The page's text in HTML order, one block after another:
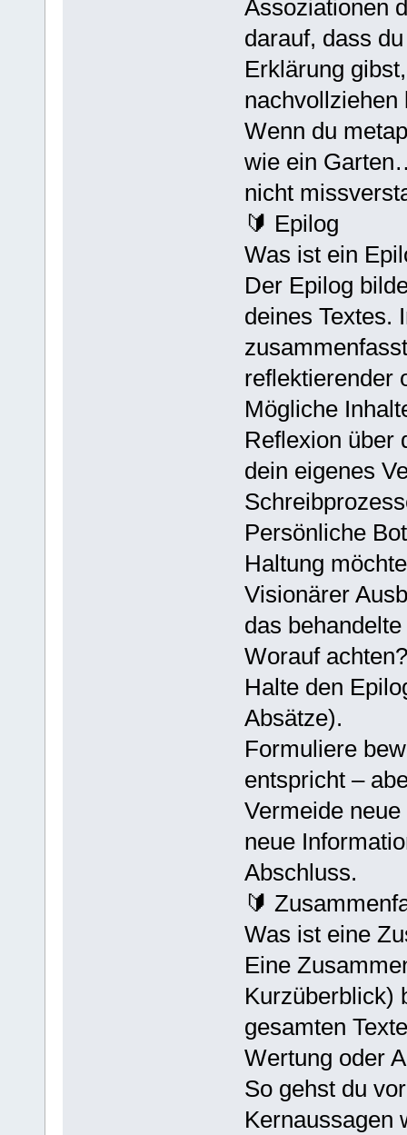
Assoziationen
darauf, dass
Erklärung
nachvollziehen
Wenn du
wie ein
nicht
🔰 Epilog
Was ist ein
Der Epilog
deines Textes.
reflektierender
Mögliche
Reflexion über
dein eigenes
Persönliche
Haltung
Visionärer
das
Worauf achten?
Halte den
Absätze).
Formuliere
entspricht –
Vermeide
neue
Abschluss.
🔰
Was ist eine
Eine
Kurzüberblick)
gesamten
Wertung oder
So gehst du
Kernaussagen